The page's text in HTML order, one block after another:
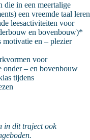
die in een meertalige
een vreemde taal leren
leesactiviteiten voor
en bovenbouw)*
motivatie en – plezier
voor
onder – en bovenbouw
tijdens
in dit traject ook
.